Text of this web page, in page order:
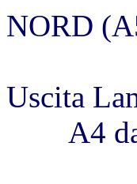
NORD
Uscita
A4 da